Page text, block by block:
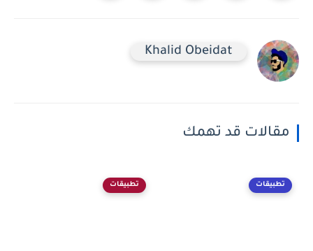
Khalid Obeidat
مقالات قد تهمك
تطبيقات تطبيقات